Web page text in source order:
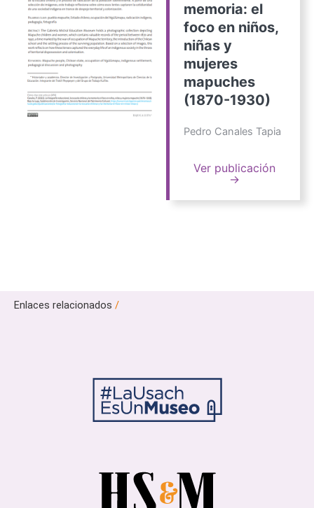
memoria: el
foco en niños,
niñas y
mujeres
mapuches
(1870-1930)
Pedro Canales Tapia
Ver publicación
→
Enlaces relacionados /